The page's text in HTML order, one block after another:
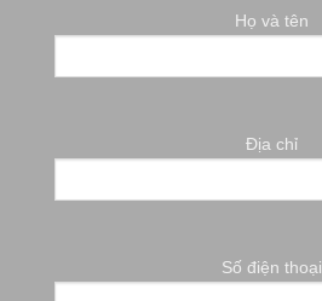
Họ và tên
Địa chỉ
Số điện thoại